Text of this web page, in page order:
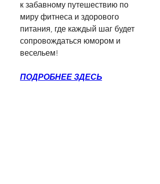
к забавному путешествию по
миру фитнеса и здорового
питания, где каждый шаг будет
сопровождаться юмором и
весельем!
ПОДРОБНЕЕ ЗДЕСЬ